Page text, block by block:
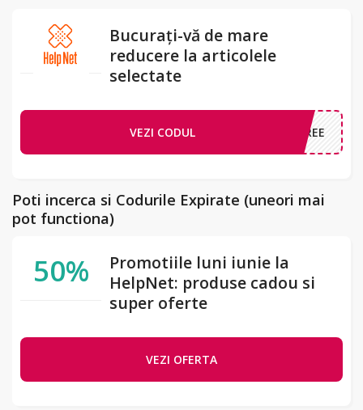
Bucurați-vă de mare
reducere la articolele
selectate
VEZI CODUL FREE
Poti incerca si Codurile Expirate (uneori mai
pot functiona)
50%
Promotiile luni iunie la
HelpNet: produse cadou si
super oferte
VEZI OFERTA